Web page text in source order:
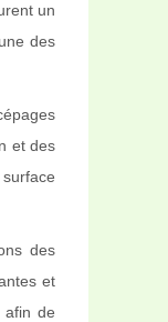
un
des
et des
des
et
afin de